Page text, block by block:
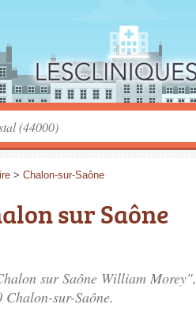
> Chalon-sur-Saône
sur Saône
sur Saône William Morey",
Chalon-sur-Saône.